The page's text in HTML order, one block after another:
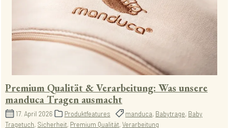
Premium Qualität & Verarbeitung: Was unsere
manduca Tragen ausmacht
17. April 2026 Produktfeatures manduca, Babytrage, Baby
Tragetuch, Sicherheit, Premium Qualität,Verarbeitung